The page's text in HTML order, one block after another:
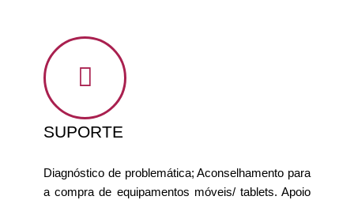
SUPORTE
Diagnóstico de problemática; Aconselhamento para
a compra de equipamentos móveis/ tablets. Apoio